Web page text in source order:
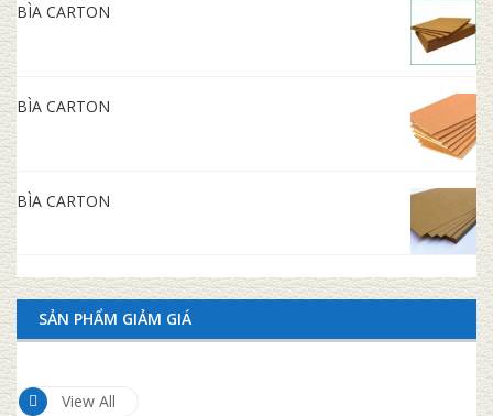
BÌA CARTON
BÌA CARTON
BÌA CARTON
SẢN PHẨM GIẢM GIÁ
View All